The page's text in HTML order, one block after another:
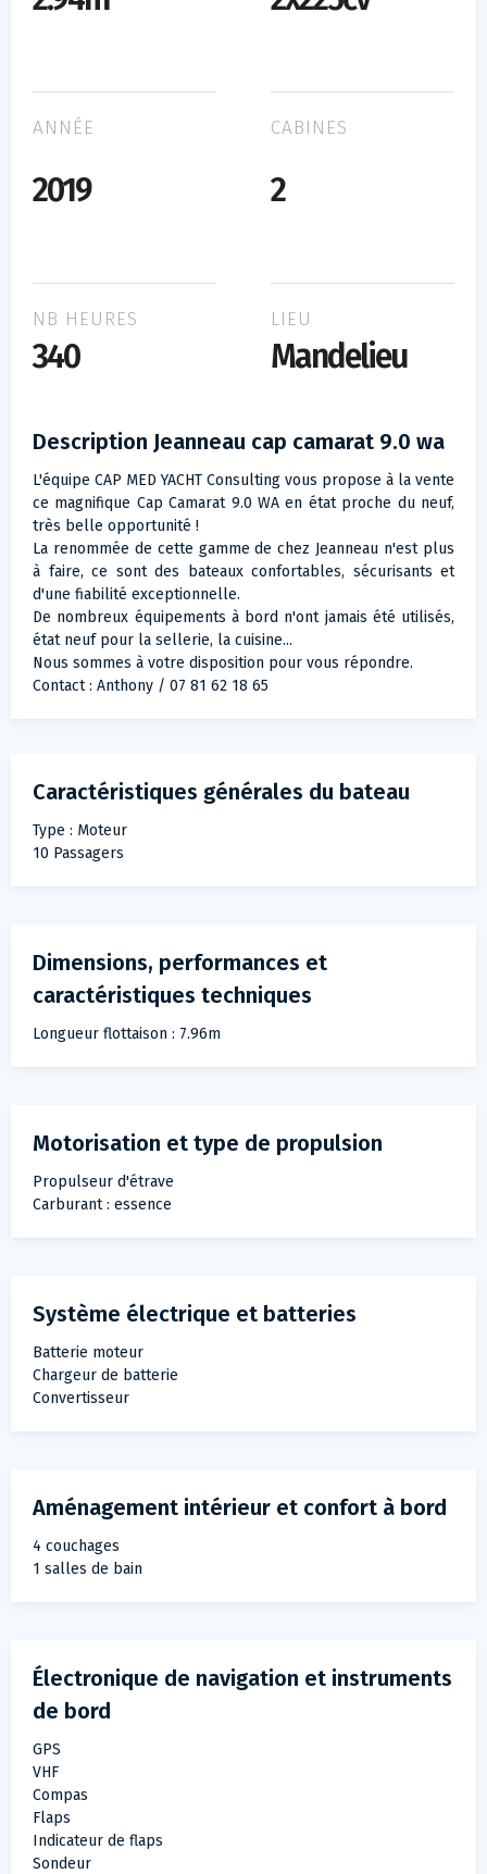
ANNÉE
2019
CABINES
2
NB HEURES
340
LIEU
Mandelieu
Description Jeanneau cap camarat 9.0 wa
L'équipe CAP MED YACHT Consulting vous propose à la vente
ce magnifique Cap Camarat 9.0 WA en état proche du neuf,
très belle opportunité !
La renommée de cette gamme de chez Jeanneau n'est plus
à faire, ce sont des bateaux confortables, sécurisants et
d'une fiabilité exceptionnelle.
De nombreux équipements à bord n'ont jamais été utilisés,
état neuf pour la sellerie, la cuisine...
Nous sommes à votre disposition pour vous répondre.
Contact : Anthony / 07 81 62 18 65
Caractéristiques générales du bateau
Type : Moteur
10 Passagers
Dimensions, performances et
caractéristiques techniques
Longueur flottaison : 7.96m
Motorisation et type de propulsion
Propulseur d'étrave
Carburant : essence
Système électrique et batteries
Batterie moteur
Chargeur de batterie
Convertisseur
Aménagement intérieur et confort à bord
4 couchages
1 salles de bain
Électronique de navigation et instruments
de bord
GPS
VHF
Compas
Flaps
Indicateur de flaps
Sondeur